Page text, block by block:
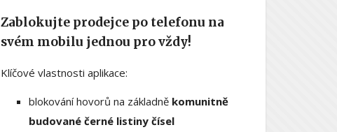
Zablokujte prodejce po telefonu na
svém mobilu jednou pro vždy!
Klíčové vlastnosti aplikace:
blokování hovorů na základně komunitně
budované černé listiny čísel